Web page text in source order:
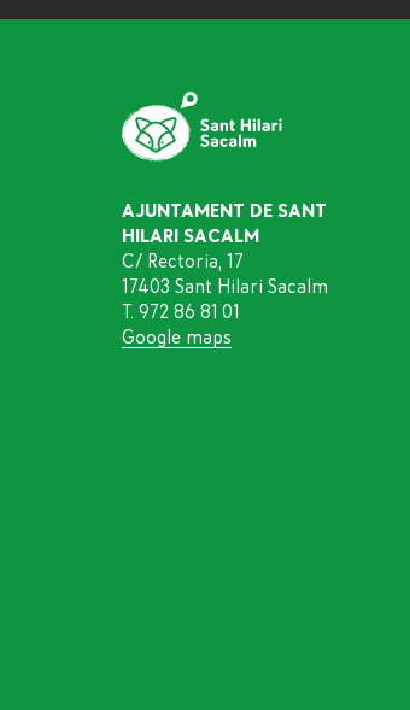
AJUNTAMENT DE SANT
HILARI SACALM
C/ Rectoria, 17
17403 Sant Hilari Sacalm
T. 972 86 81 01
Google maps